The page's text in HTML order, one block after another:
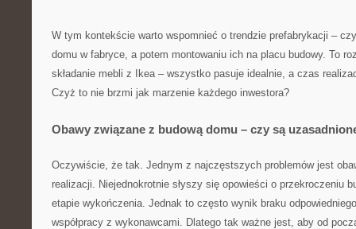
W tym kontekście warto wspomnieć o trendzie prefabrykacji –
domu w fabryce, a potem montowaniu ich na placu budowy. To
składanie mebli z Ikea – wszystko pasuje idealnie, a czas
Czyż to nie brzmi jak marzenie każdego inwestora?
Obawy związane z budową domu – czy są
Oczywiście, że tak. Jednym z najczęstszych problemów jest
realizacji. Niejednokrotnie słyszy się opowieści o przekroczeniu
etapie wykończenia. Jednak to często wynik braku
współpracy z wykonawcami. Dlatego tak ważne jest, aby od